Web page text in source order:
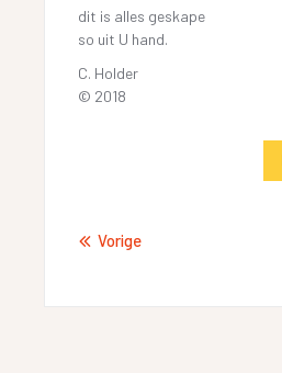
dit is alles geskape
so uit U hand.
C. Holder
© 2018
Vorige